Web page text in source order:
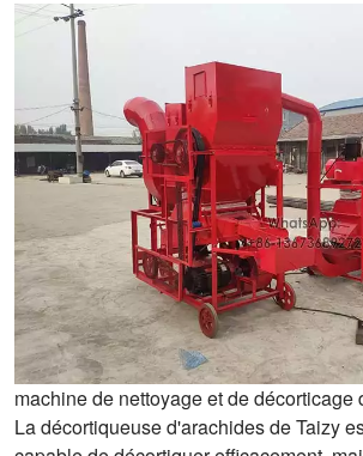
machine de nettoyage et de décorticage
La décortiqueuse d'arachides de Taizy